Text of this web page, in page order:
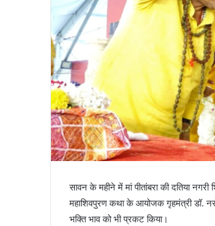
सावन के महीने में मां पीतांबरा की दतिया
महाशिवपुरण कथा के आयोजक गृहमंत्री डॉ.
भक्ति भाव को भी प्रकट किया।